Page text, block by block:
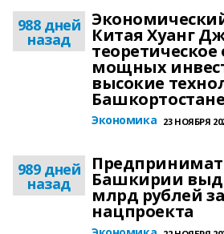
988 дней
назад Китая Хуанг
мощных
высокие
Башкортостане
Экономика 23 НОЯБРЯ
989 дней
назад Башкирии
млрд рублей
нацпроекта